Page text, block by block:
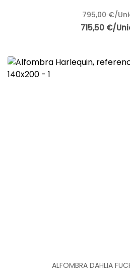
795,00 €/
715,50 €/
ALFOMBRA DAHLIA